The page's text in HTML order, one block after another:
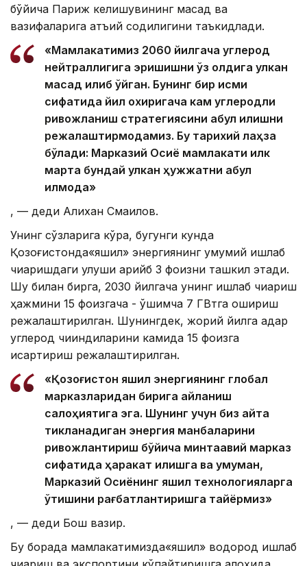
бўйича Париж келишувининг мақсад ва
вазифаларига қатъий содиқлигини таъкидлади.
«Мамлакатимиз 2060 йилгача углерод
нейтраллигига эришишни ўз олдига улкан
мақсад қилиб қўйган. Бунинг бир қисми
сифатида йил охиригача кам углеродли
ривожланиш стратегиясини қабул қилишни
режалаштирмоқдамиз. Бу тарихий лаҳза
бўлади: Марказий Осиё мамлакати илк
марта бундай улкан ҳужжатни қабул
қилмоқда»
, — деди Алихан Смаилов.
Унинг сўзларига кўра, бугунги кунда
Қозоғистонда«яшил» энергиянинг умумий ишлаб
чиқаришдаги улуши қарийб 3 фоизни ташкил этади.
Шу билан бирга, 2030 йилгача унинг ишлаб чиқариш
ҳажмини 15 фоизгача - қўшимча 7 ГВтга ошириш
режалаштирилган. Шунингдек, жорий йилга қадар
углерод чиқиндиларини камида 15 фоизга
қисқартириш режалаштирилган.
«Қозоғистон яшил энергиянинг глобал
марказларидан бирига айланиш
салоҳиятига эга. Шунинг учун биз қайта
тикланадиган энергия манбаларини
ривожлантириш бўйича минтақавий марказ
сифатида ҳаракат қилишга ва умуман,
Марказий Осиёнинг яшил технологияларга
ўтишини рағбатлантиришга тайёрмиз»
, — деди Бош вазир.
Бу борада мамлакатимизда«яшил» водород ишлаб